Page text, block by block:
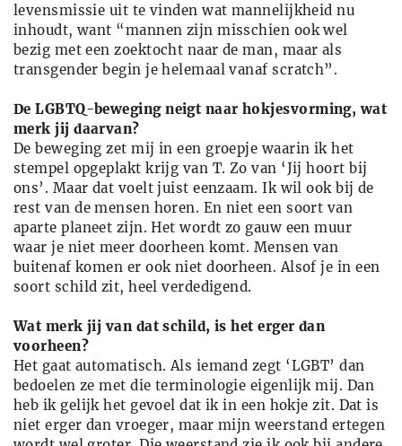
levensmissie uit te vinden wat mannelijkheid nu
inhoudt, want “mannen zijn misschien ook wel
bezig met een zoektocht naar de man, maar als
transgender begin je helemaal vanaf scratch”.
De LGBTQ-beweging neigt naar hokjesvorming, wat
merk jij daarvan?
De beweging zet mij in een groepje waarin ik het
stempel opgeplakt krijg van T. Zo van ‘Jij hoort bij
ons’. Maar dat voelt juist eenzaam. Ik wil ook bij de
rest van de mensen horen. En niet een soort van
aparte planeet zijn. Het wordt zo gauw een muur
waar je niet meer doorheen komt. Mensen van
buitenaf komen er ook niet doorheen. Alsof je in een
soort schild zit, heel verdedigend.
Wat merk jij van dat schild, is het erger dan
voorheen?
Het gaat automatisch. Als iemand zegt ‘LGBT’ dan
bedoelen ze met die terminologie eigenlijk mij. Dan
heb ik gelijk het gevoel dat ik in een hokje zit. Dat is
niet erger dan vroeger, maar mijn weerstand ertegen